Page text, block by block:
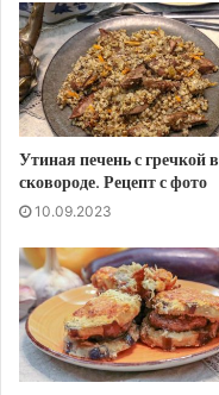
Утиная печень с гречкой в
сковороде. Рецепт с фото
10.09.2023